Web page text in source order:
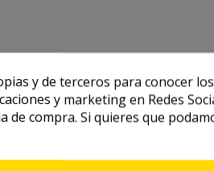
y de terceros para conocer
y marketing en Redes
de compra. Si quieres que